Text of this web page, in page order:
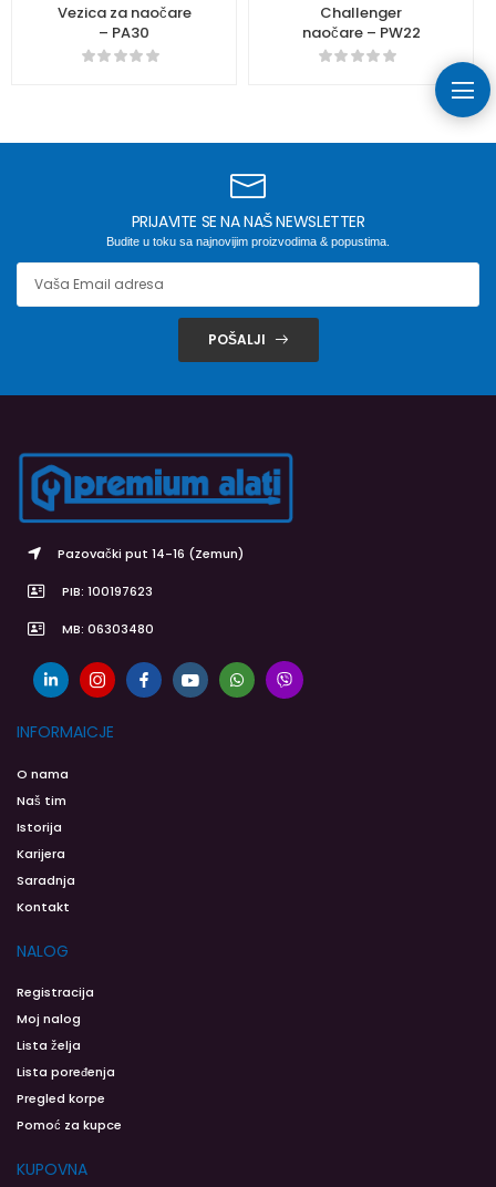
Vezica za naočare
– PA30
Challenger
naočare – PW22
PRIJAVITE SE NA NAŠ NEWSLETTER
Budite u toku sa najnovijim proizvodima & popustima.
POŠALJI
Pazovački put 14-16 (Zemun)
PIB: 100197623
MB: 06303480
INFORMAICJE
O nama
Naš tim
Istorija
Karijera
Saradnja
Kontakt
NALOG
Registracija
Moj nalog
Lista želja
Lista poređenja
Pregled korpe
Pomoć za kupce
KUPOVNA